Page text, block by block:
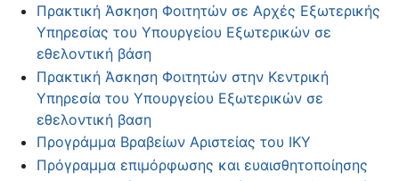
Πρακτική Άσκηση Φοιτητών σε Αρχές Εξωτερικής
Υπηρεσίας του Υπουργείου Εξωτερικών σε
εθελοντική βάση
Πρακτική Άσκηση Φοιτητών στην Κεντρική
Υπηρεσία του Υπουργείου Εξωτερικών σε
εθελοντική βαση
Προγράμμα Βραβείων Αριστείας του ΙΚΥ
Πρόγραμμα επιμόρφωσης και ευαισθητοποίησης